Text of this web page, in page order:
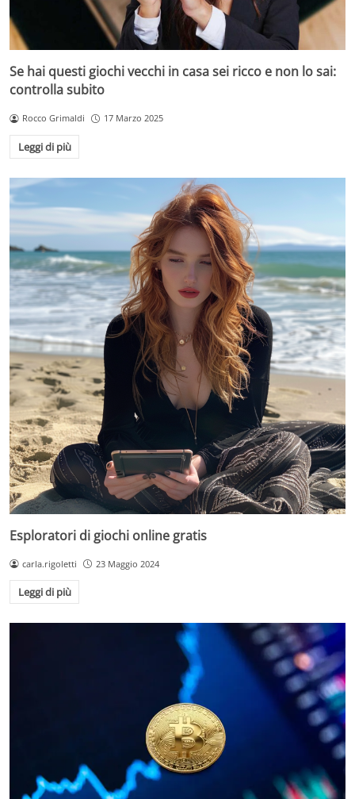
Se hai questi giochi vecchi in casa sei ricco e non lo sai:
controlla subito
Rocco Grimaldi 17 Marzo 2025
Leggi di più
Esploratori di giochi online gratis
carla.rigoletti 23 Maggio 2024
Leggi di più